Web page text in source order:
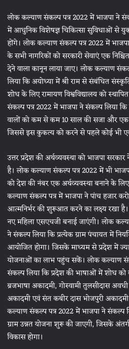
लोक कल्याण संकल्प पत्र 2022 में भाजपा ने
में आधुनिक विशेषज्ञ चिकित्सा सुविधाओं से
होंगे। लोक कल्याण संकल्प पत्र 2022 में
के सभी नागरिकों को सरकारी सेवाएं एक
देने वाला कानून लाया जाए। लोक कल्याण
लिया कि अयोध्या में श्री राम से संबंधित
शोध के लिए रामायण विश्वविद्यालय को
संकल्प पत्र 2022 में भाजपा ने संकल्प लिया
वालों को कम से कम 10 साल की सजा और एक
जिससे इस कुकत्य को करने से पहले कोई भी
उत्तर प्रदेश की अर्थव्यवस्था को भाजपा
है। लोक कल्याण संकल्प पत्र 2022 में भी
को देश की नंबर एक अर्थव्यवस्था बनाने के
कल्याण संकल्प पत्र में भाजपा ने पांच हजार
आत्मनिर्भर की शुरूआत करने का लक्ष्य रखा
नए महिला एसएचजी बनाई जाएंगी। लोक
ने संकल्प लिया कि प्रत्येक ग्राम पंचायत में
आयोजित होगा। जिसके माध्यम से प्रदेश में
योजनाओं का लाभ पहुंच सकें। लोक कल्याण
संकल्प लिया कि प्रदेश की भाषाओं में शोध को
ब्रजभाषा अकादमी, गोस्वामी तुलसीदास
अकादमी एवं संत कबीर दास भोजपुरी
कल्याण संकल्प पत्र 2022 में भाजपा ने संकल्प
ग्राम उन्नत योजना शुरू की जाएगी, जिसके
विकास होगा।